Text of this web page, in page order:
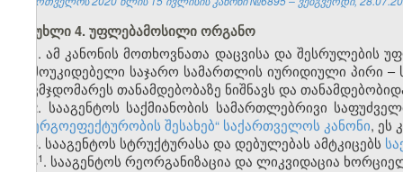
მუხლი 4. უფლებამოსილი ორგანო
1. ამ კანონის მოთხოვნათა დაცვისა და შესრულების
დამოუკიდებელი საჯარო სამართლის იურიდიული პირი
თავმჯდომარეს თანამდებობაზე ნიშნავს და
2. სააგენტოს საქმიანობის სამართლებრივი
„ენერგოეფექტურობის შესახებ“ საქართველოს კანონი, ეს
3. სააგენტოს სტრუქტურასა და დებულებას ამტკიცებს
3​1. სააგენტოს რეორგანიზაცია და ლიკვიდაცია